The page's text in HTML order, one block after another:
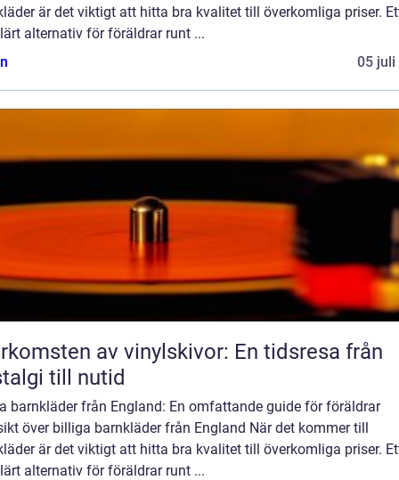
är det viktigt att hitta bra kvalitet till överkomliga priser.
alternativ för föräldrar runt ...
05 juli
av vinylskivor: En tidsresa från
till nutid
barnkläder från England: En omfattande guide för föräldrar
över billiga barnkläder från England När det kommer till
är det viktigt att hitta bra kvalitet till överkomliga priser.
alternativ för föräldrar runt ...